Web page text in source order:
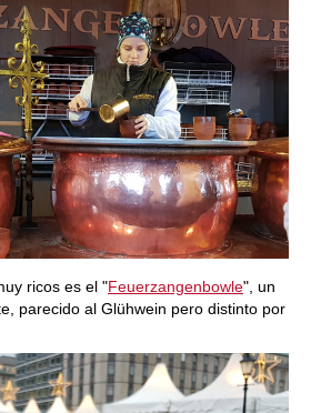
ricos es el "Feuerzangenbowle", un
parecido al Glühwein pero distinto por